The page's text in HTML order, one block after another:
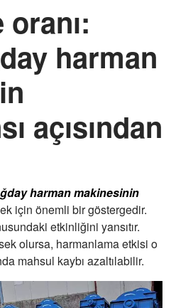
harman
açısından
harman makinesinin
için önemli bir göstergedir.
etkinliğini yansıtır.
olursa, harmanlama etkisi o
mahsul kaybı azaltılabilir.